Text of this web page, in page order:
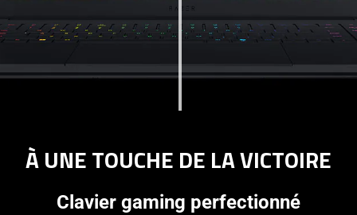
À UNE TOUCHE DE LA VICTOIRE
Clavier gaming perfectionné